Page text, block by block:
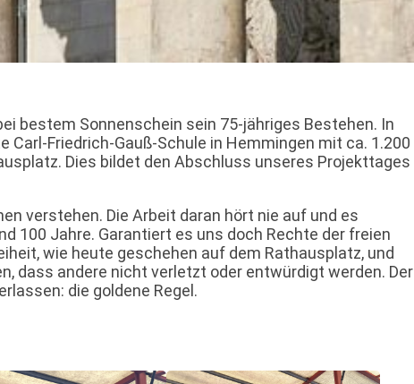
bestem Sonnenschein sein 75-jähriges Bestehen. In
Carl-Friedrich-Gauß-Schule in Hemmingen mit ca. 1.200
Dies bildet den Abschluss unseres Projekttages
verstehen. Die Arbeit daran hört nie auf und es
100 Jahre. Garantiert es uns doch Rechte der freien
wie heute geschehen auf dem Rathausplatz, und
dass andere nicht verletzt oder entwürdigt werden. Der
die goldene Regel.